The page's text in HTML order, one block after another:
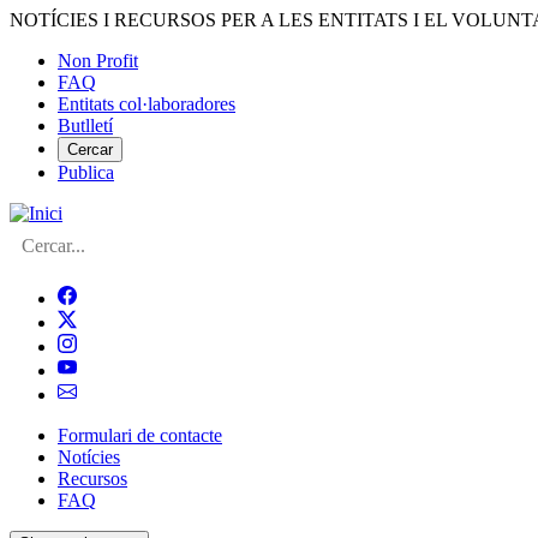
Vés
contingut
NOTÍCIES I RECURSOS PER A LES ENTITATS I EL
Menú
del
compte
d'usuari
Non Profit
FAQ
Entitats col·laboradores
Butlletí
Cercar
Publica
Cerca
Navegació
principal
de
Formulari de contacte
Notícies
Recursos
FAQ